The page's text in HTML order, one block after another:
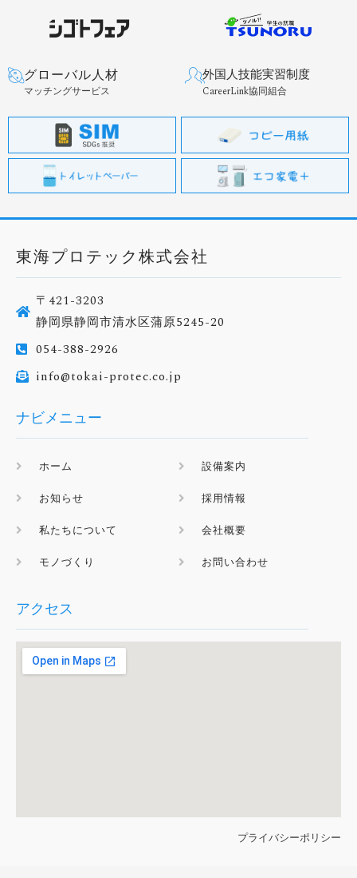
グローバル人材
マッチングサービス
外国人技能実習制度
CareerLink協同組合
東海プロテック株式会社
〒421-3203
静岡県静岡市清水区蒲原5245-20
054-388-2926
info@tokai-protec.co.jp
ナビメニュー
ホーム
お知らせ
私たちについて
モノづくり
設備案内
採用情報
会社概要
お問い合わせ
アクセス
プライバシーポリシー